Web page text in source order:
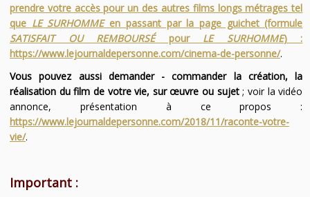
prendre votre accès pour un des autres films longs métrages tel
que LE SURHOMMEen passant par la page guichet (formule
SATISFAIT OU REMBOURSÉpour LE SURHOMME) :
https://www.lejournaldepersonne.com/cinema-de-personne/.
Vous pouvez aussi demander - commander la création, la
réalisation du film de votre vie, sur œuvre ou sujet; voir la vidéo
annonce, présentation à ce propos :
https://www.lejournaldepersonne.com/2018/11/raconte-votre-
vie/.
Important :